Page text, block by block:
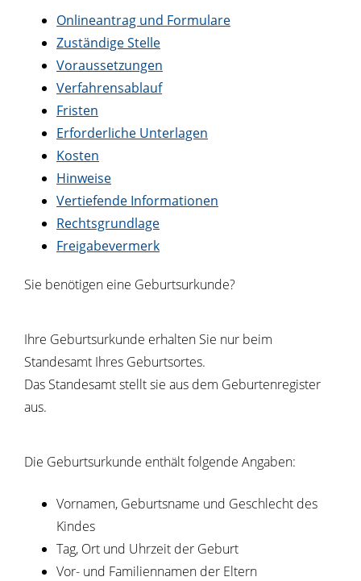
Onlineantrag und Formulare
Zuständige Stelle
Voraussetzungen
Verfahrensablauf
Fristen
Erforderliche Unterlagen
Kosten
Hinweise
Vertiefende Informationen
Rechtsgrundlage
Freigabevermerk
Sie benötigen eine Geburtsurkunde?
Ihre Geburtsurkunde erhalten Sie nur beim
Standesamt Ihres Geburtsortes.
Das Standesamt stellt sie aus dem Geburtenregister
aus.
Die Geburtsurkunde enthält folgende Angaben:
Vornamen, Geburtsname und Geschlecht des
Kindes
Tag, Ort und Uhrzeit der Geburt
Vor- und Familiennamen der Eltern